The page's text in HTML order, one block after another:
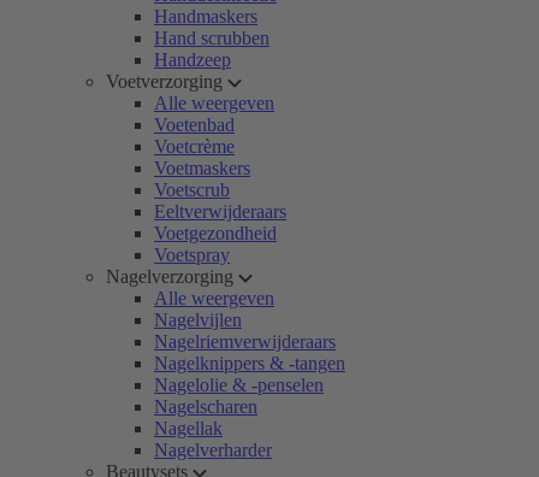
Handmaskers
Hand scrubben
Handzeep
Voetverzorging
Alle weergeven
Voetenbad
Voetcrème
Voetmaskers
Voetscrub
Eeltverwijderaars
Voetgezondheid
Voetspray
Nagelverzorging
Alle weergeven
Nagelvijlen
Nagelriemverwijderaars
Nagelknippers & -tangen
Nagelolie & -penselen
Nagelscharen
Nagellak
Nagelverharder
Beautysets